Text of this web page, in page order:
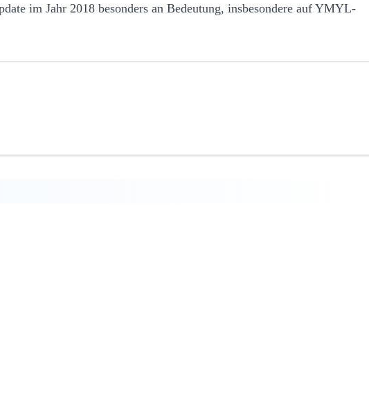
im Jahr 2018 besonders an Bedeutung, insbesondere auf YMYL-